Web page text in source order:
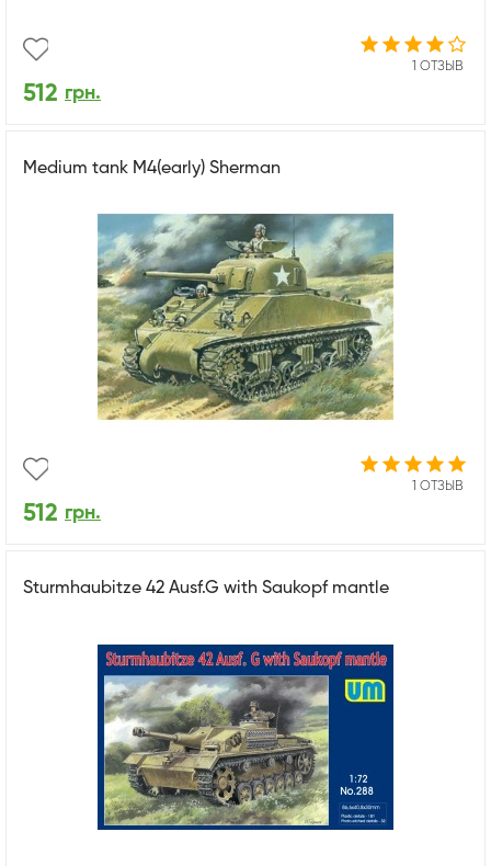
1 ОТЗЫВ
512 грн.
Medium tank M4(early) Sherman
1 ОТЗЫВ
512 грн.
Sturmhaubitze 42 Ausf.G with Saukopf mantle